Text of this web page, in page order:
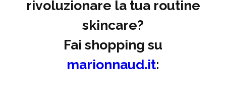
rivoluzionare la tua routine
skincare?
Fai shopping su
marionnaud.it: